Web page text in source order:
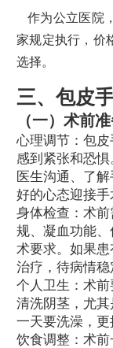
作为公立医院
家规定执行，价
选择。
三、包皮
（一）术前
心理调节：包
感到紧张和恐
医生沟通、了
好的心态迎接手
身体检查：术
规、凝血功能
术要求。如果
治疗，待病情稳
个人卫生：术
清洗阴茎，尤
一天要洗澡，更
饮食调整：术前